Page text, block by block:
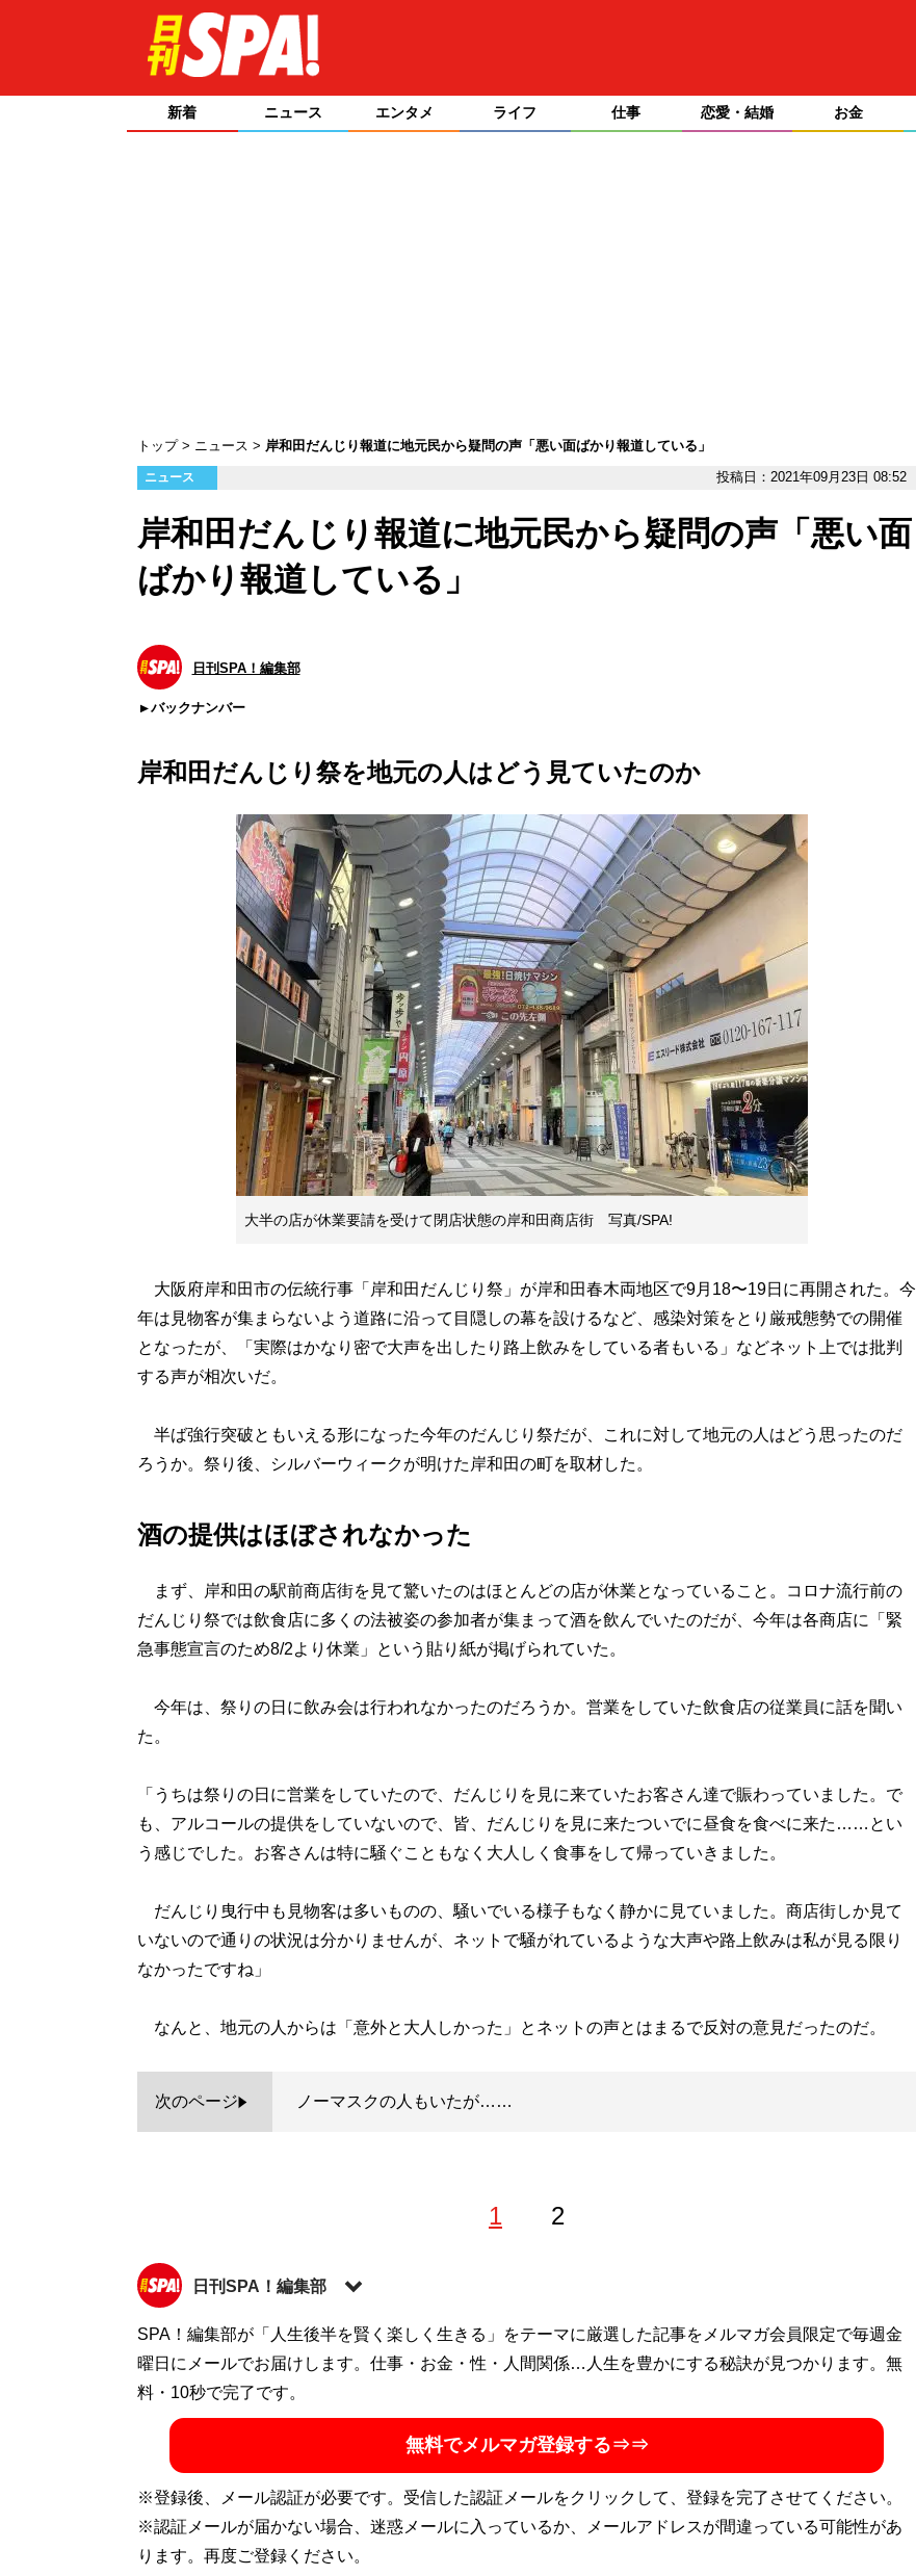
新着 ニュース エンタメ ライフ 仕事 恋愛・結婚 お金
トップ ニュース 岸和田だんじり報道に地元民から疑問の声「悪い面ばかり報道している」
ニュース 投稿日：2021年09月23日 08:52
岸和田だんじり報道に地元民から疑問の声「悪い面
ばかり報道している」
日刊SPA！編集部
バックナンバー
岸和田だんじり祭を地元の人はどう見ていたのか
大半の店が休業要請を受けて閉店状態の岸和田商店街 写真/SPA!
大阪府岸和田市の伝統行事「岸和田だんじり祭」が岸和田春木両地区で9月18〜19日に再開された。今
年は見物客が集まらないよう道路に沿って目隠しの幕を設けるなど、感染対策をとり厳戒態勢での開催
となったが、「実際はかなり密で大声を出したり路上飲みをしている者もいる」などネット上では批判
する声が相次いだ。
半ば強行突破ともいえる形になった今年のだんじり祭だが、これに対して地元の人はどう思ったのだ
ろうか。祭り後、シルバーウィークが明けた岸和田の町を取材した。
酒の提供はほぼされなかった
まず、岸和田の駅前商店街を見て驚いたのはほとんどの店が休業となっていること。コロナ流行前の
だんじり祭では飲食店に多くの法被姿の参加者が集まって酒を飲んでいたのだが、今年は各商店に「緊
急事態宣言のため8/2より休業」という貼り紙が掲げられていた。
今年は、祭りの日に飲み会は行われなかったのだろうか。営業をしていた飲食店の従業員に話を聞い
た。
「うちは祭りの日に営業をしていたので、だんじりを見に来ていたお客さん達で賑わっていました。で
も、アルコールの提供をしていないので、皆、だんじりを見に来たついでに昼食を食べに来た……とい
う感じでした。お客さんは特に騒ぐこともなく大人しく食事をして帰っていきました。
だんじり曳行中も見物客は多いものの、騒いでいる様子もなく静かに見ていました。商店街しか見て
いないので通りの状況は分かりませんが、ネットで騒がれているような大声や路上飲みは私が見る限り
なかったですね」
なんと、地元の人からは「意外と大人しかった」とネットの声とはまるで反対の意見だったのだ。
次のページ ノーマスクの人もいたが……
1 2
日刊SPA！編集部
記事一覧へ
SPA！編集部が「人生後半を賢く楽しく生きる」をテーマに厳選した記事をメルマガ会員限定で毎週金
曜日にメールでお届けします。仕事・お金・性・人間関係…人生を豊かにする秘訣が見つかります。無
料・10秒で完了です。
無料でメルマガ登録する⇒⇒
※登録後、メール認証が必要です。受信した認証メールをクリックして、登録を完了させてください。
※認証メールが届かない場合、迷惑メールに入っているか、メールアドレスが間違っている可能性があ
ります。再度ご登録ください。